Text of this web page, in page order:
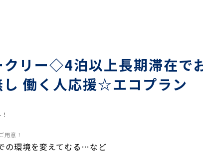
クリー◇4泊以上長期滞在で
働く人応援☆エコプラン
用意！
の環境を変えてむる…など